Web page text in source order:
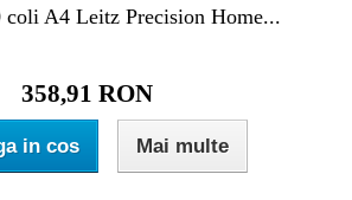
coli A4 Leitz Precision Home...
358,91 RON
in cos Mai multe